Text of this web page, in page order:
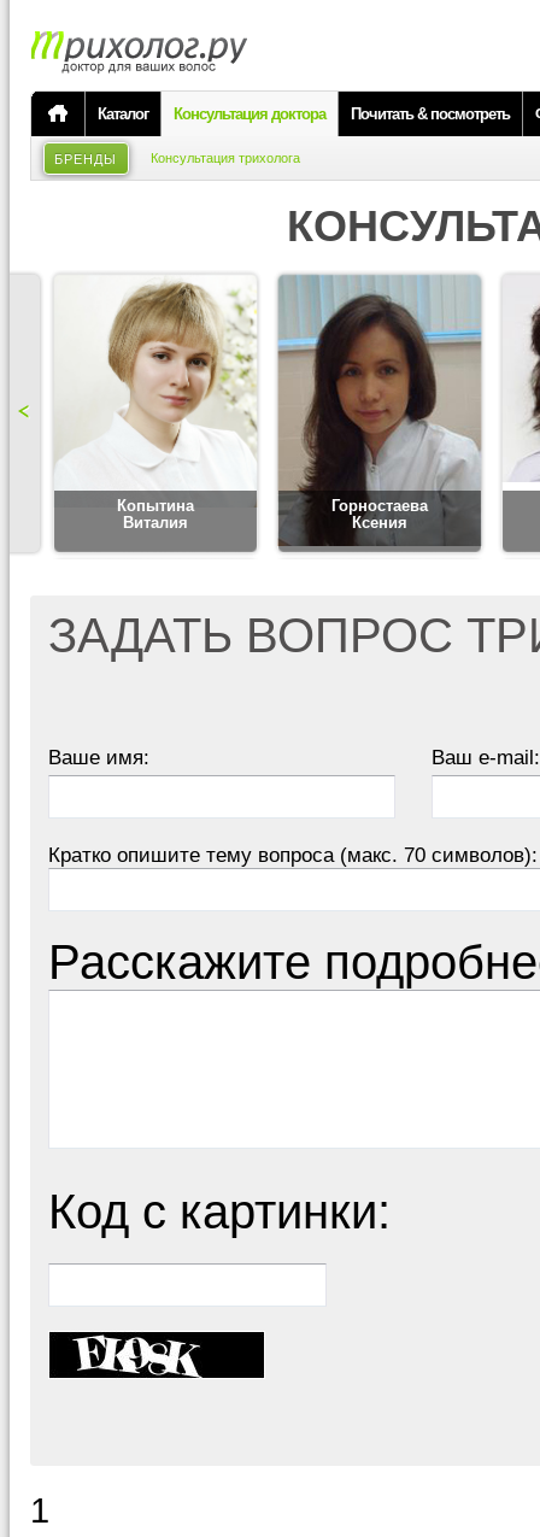
Каталог Консультация доктора Почитать & посмотреть
БРЕНДЫ Консультация трихолога
Копытина
Виталия
Горностаева
Ксения
ЗАДАТЬ ВОПРОС
Ваше имя: Ваш e-mail:
Кратко опишите тему вопроса (макс. 70 символов):
Расскажите
Код с картинки:
1